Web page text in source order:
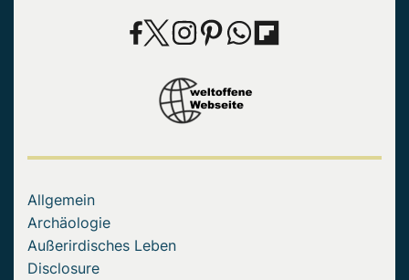
Allgemein
Archäologie
Außerirdisches Leben
Disclosure